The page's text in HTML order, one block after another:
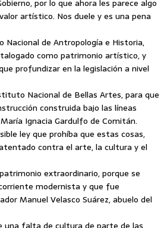
por lo que ahora les parece algo
artístico. Nos duele y es una pena
de Antropología e Historia,
como patrimonio artístico, y
profundizar en la legislación a nivel
Nacional de Bellas Artes, para que
construida bajo las líneas
Ignacia Gardulfo de Comitán.
ley que prohíba que estas cosas,
contra el arte, la cultura y el
extraordinario, porque se
modernista y que fue
Manuel Velasco Suárez, abuelo del